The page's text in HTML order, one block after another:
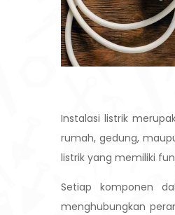
Instalasi listrik
rumah, gedung,
listrik yang memiliki
Setiap komponen
menghubungkan